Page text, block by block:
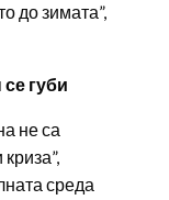
до зимата”,
губи
не са
среда